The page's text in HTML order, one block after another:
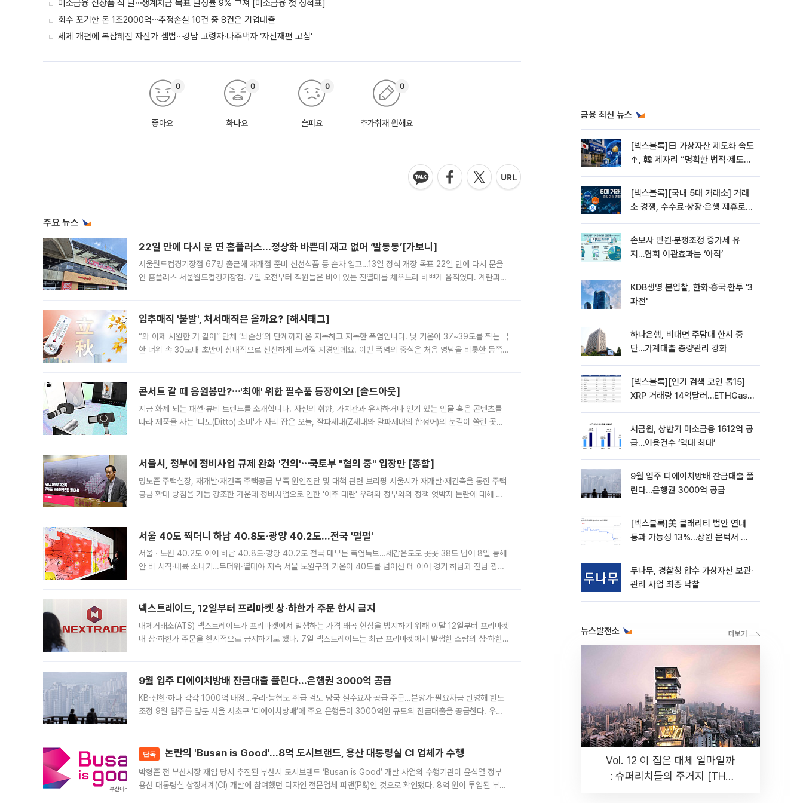
미소금융 신상품 석 달⋯생계자금 목표 달성률 9% 그쳐 [미소금융 첫 성적표]
회수 포기한 돈 1조2000억⋯추정손실 10건 중 8건은 기업대출
세제 개편에 복잡해진 자산가 셈법⋯강남 고령자·다주택자 ‘자산재편 고심’
좋아요
0
화나요
0
슬퍼요
0
추가취재 원해요
0
주요 뉴스
22일 만에 다시 문 연 홈플러스…정상화 바쁜데 재고 없어 ‘발동동’[가보니]
서울월드컵경기장점 67명 출근해 재개점 준비 신선식품 등 순차 입고…13일 정식 개장 목표 22일 만에 다시 문을
연 홈플러스 서울월드컵경기장점. 7일 오전부터 직원들은 비어 있는 진열대를 채우느라 바쁘게 움직였다. 계란과
입추매직 '불발', 처서매직은 올까요? [해시태그]
“와 이제 시원한 거 같아” 단체 ‘뇌손상’의 단계까지 온 지독하고 지독한 폭염입니다. 낮 기온이 37~39도를 찍는 극
한 더위 속 30도대 초반이 상대적으로 선선하게 느껴질 지경인데요. 이번 폭염의 중심은 처음 영남을 비롯한 동쪽
콘서트 갈 때 응원봉만?⋯'최애' 위한 필수품 등장이오! [솔드아웃]
지금 화제 되는 패션·뷰티 트렌드를 소개합니다. 자신의 취향, 가치관과 유사하거나 인기 있는 인물 혹은 콘텐츠를
따라 제품을 사는 '디토(Ditto) 소비'가 자리 잡은 오늘, 잘파세대(Z세대와 알파세대의 합성어)의 눈길이 쏠린 곳은
서울시, 정부에 정비사업 규제 완화 '건의'⋯국토부 "협의 중" 입장만 [종합]
명노준 주택실장, 재개발·재건축 주택공급 부족 원인진단 및 대책 관련 브리핑 서울시가 재개발·재건축을 통한 주택
공급 확대 방침을 거듭 강조한 가운데 정비사업으로 인한 '이주 대란' 우려와 정부와의 정책 엇박자 논란에 대해 정
서울 40도 찍더니 하남 40.8도·광양 40.2도…전국 '펄펄'
서울ㆍ노원 40.2도 이어 하남 40.8도·광양 40.2도 전국 대부분 폭염특보…체감온도도 곳곳 38도 넘어 8일 동해
안 비 시작·내륙 소나기…무더위·열대야 지속 서울 노원구의 기온이 40도를 넘어선 데 이어 경기 하남과 전남 광양
넥스트레이드, 12일부터 프리마켓 상·하한가 주문 한시 금지
대체거래소(ATS) 넥스트레이드가 프리마켓에서 발생하는 가격 왜곡 현상을 방지하기 위해 이달 12일부터 프리마켓
내 상·하한가 주문을 한시적으로 금지하기로 했다. 7일 넥스트레이드는 최근 프리마켓에서 발생한 소량의 상·하한
9월 입주 디에이치방배 잔금대출 풀린다…은행권 3000억 공급
KB·신한·하나 각각 1000억 배정…우리·농협도 취급 검토 당국 실수요자 공급 주문…분양가·필요자금 반영해 한도
조정 9월 입주를 앞둔 서울 서초구 ‘디에이치방배’에 주요 은행들이 3000억원 규모의 잔금대출을 공급한다. 우리
단독 논란의 'Busan is Good'…8억 도시브랜드, 용산 대통령실 CI 업체가 수행
박형준 전 부산시장 재임 당시 추진된 부산시 도시브랜드 ‘Busan is Good’ 개발 사업의 수행기관이 윤석열 정부
용산 대통령실 상징체계(CI) 개발에 참여했던 디자인 전문업체 피앤(P&)인 것으로 확인됐다. 8억 원이 투입된 부산
금융 최신 뉴스
[넥스블록]日 가상자산 제도화 속도
↑, 韓 제자리 “명확한 법적∙제도적
[넥스블록][국내 5대 거래소] 거래
소 경쟁, 수수료∙상장∙은행 제휴로
손보사 민원·분쟁조정 증가세 유
지…협회 이관효과는 ‘아직’
KDB생명 본입찰, 한화·흥국·한투 '3
파전'
하나은행, 비대면 주담대 한시 중
단…가계대출 총량관리 강화
[넥스블록][인기 검색 코인 톱15]
XRP 거래량 14억달러…ETHGas
서금원, 상반기 미소금융 1612억 공
급…이용건수 ‘역대 최대’
9월 입주 디에이치방배 잔금대출 풀
린다…은행권 3000억 공급
[넥스블록]美 클래리티 법안 연내
통과 가능성 13%…상원 문턱서 제
두나무, 경찰청 압수 가상자산 보관·
관리 사업 최종 낙찰
뉴스발전소
Vol. 12 이 집은 대체 얼마일까
: 슈퍼리치들의 주거지 [THE